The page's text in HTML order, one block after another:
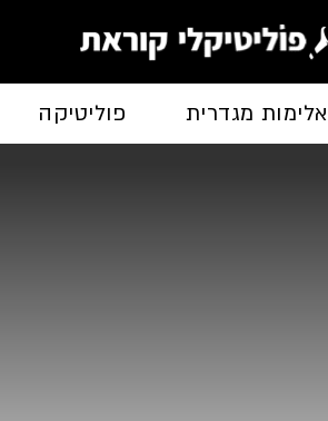
אלימות מגדרית פוליטיקה